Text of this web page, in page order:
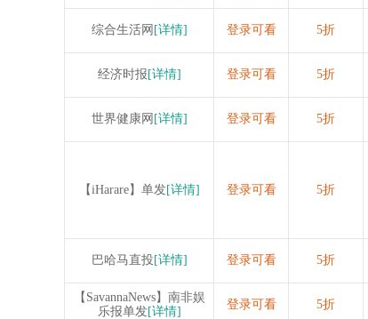
综合生活网 [详情] 登录可看 5折
经济时报 [详情] 登录可看 5折
世界健康网 [详情] 登录可看 5折
【iHarare】单发[详情] 登录可看 5折
巴哈马直投 [详情] 登录可看 5折
【SavannaNews】南非娱
乐报单发[详情]
登录可看 5折